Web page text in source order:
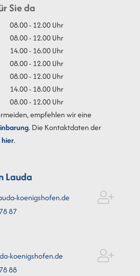
Sie da
08.00 - 12.00 Uhr
08.00 - 12.00 Uhr
14.00 - 16.00 Uhr
08.00 - 12.00 Uhr
08.00 - 12.00 Uhr
14.00 - 18.00 Uhr
08.00 - 12.00 Uhr
empfehlen wir eine
. Die Kontaktdaten der
hier.
Lauda
koenigshofen.de
87
koenigshofen.de
88